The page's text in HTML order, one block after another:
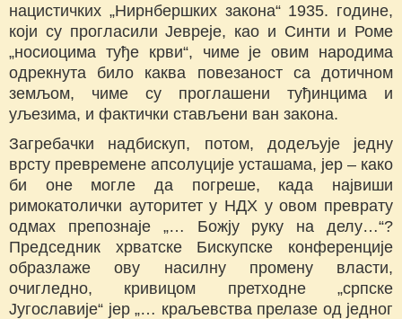
нацистичких „Нирнбершких закона“ 1935. године,
који су прогласили Јевреје, као и Синти и Роме
„носиоцима туђе крви“, чиме је овим народима
одрекнута било каква повезаност са дотичном
земљом, чиме су проглашени туђинцима и
уљезима, и фактички стављени ван закона.
Загребачки надбискуп, потом, додељује једну
врсту превремене апсолуције усташама, јер – како
би оне могле да погреше, када највиши
римокатолички ауторитет у НДХ у овом преврату
одмах препознаје „… Божју руку на делу…“?
Председник хрватске Бискупске конференције
образлаже ову насилну промену власти,
очигледно, кривицом претходне „српске
Југославије“ јер „… краљевства прелазе од једног